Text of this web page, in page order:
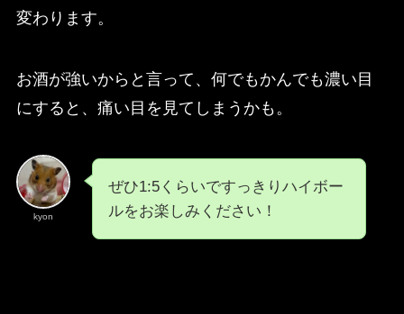
変わります。
お酒が強いからと言って、何でもかんでも濃い目
にすると、痛い目を見てしまうかも。
kyon
ぜひ1:5くらいですっきりハイボー
ルをお楽しみください！